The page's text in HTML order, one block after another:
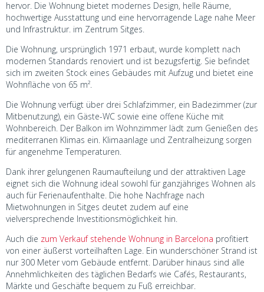
hervor. Die Wohnung bietet modernes Design, helle Räume,
hochwertige Ausstattung und eine hervorragende Lage nahe Meer
und Infrastruktur. im Zentrum Sitges.
Die Wohnung, ursprünglich 1971 erbaut, wurde komplett nach
modernen Standards renoviert und ist bezugsfertig. Sie befindet
sich im zweiten Stock eines Gebäudes mit Aufzug und bietet eine
Wohnfläche von 65 m².
Die Wohnung verfügt über drei Schlafzimmer, ein Badezimmer (zur
Mitbenutzung), ein Gäste-WC sowie eine offene Küche mit
Wohnbereich. Der Balkon im Wohnzimmer lädt zum Genießen des
mediterranen Klimas ein. Klimaanlage und Zentralheizung sorgen
für angenehme Temperaturen.
Dank ihrer gelungenen Raumaufteilung und der attraktiven Lage
eignet sich die Wohnung ideal sowohl für ganzjähriges Wohnen als
auch für Ferienaufenthalte. Die hohe Nachfrage nach
Mietwohnungen in Sitges deutet zudem auf eine
vielversprechende Investitionsmöglichkeit hin.
Auch die zum Verkauf stehende Wohnung in Barcelona profitiert
von einer äußerst vorteilhaften Lage. Ein wunderschöner Strand ist
nur 300 Meter vom Gebäude entfernt. Darüber hinaus sind alle
Annehmlichkeiten des täglichen Bedarfs wie Cafés, Restaurants,
Märkte und Geschäfte bequem zu Fuß erreichbar.